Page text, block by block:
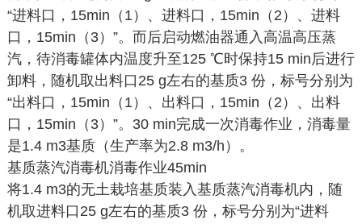
“进料口，15min（1）、进料口，15min（2）、进料
口，15min（3）”。而后启动燃油器通入高温高压蒸
汽，待消毒罐体内温度升至125 ℃时保持15 min后进行
卸料，随机取出料口25 g左右的基质3 份，标号分别为
“出料口，15min（1）、出料口，15min（2）、出料
口，15min（3）”。30 min完成一次消毒作业，消毒量
是1.4 m3基质（生产率为2.8 m3/h）。
基质蒸汽消毒机消毒作业45min
将1.4 m3的无土栽培基质装入基质蒸汽消毒机内，随
机取进料口25 g左右的基质3 份，标号分别为“进料